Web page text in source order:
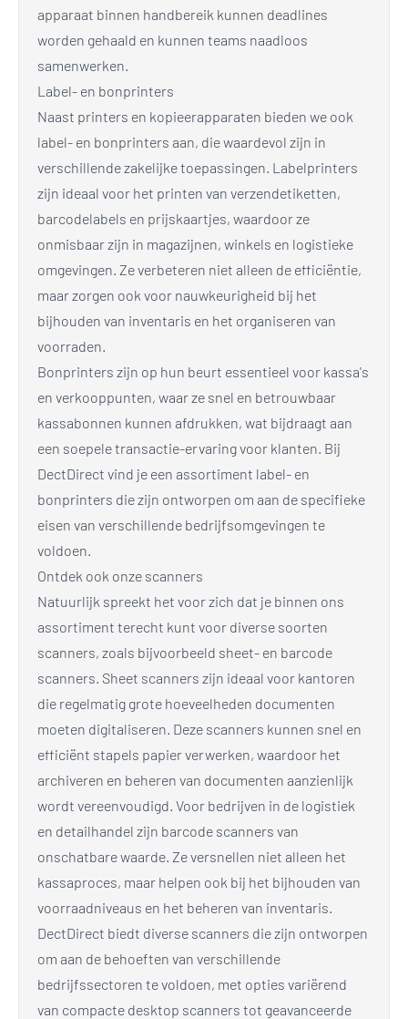
apparaat binnen handbereik kunnen deadlines
worden gehaald en kunnen teams naadloos
samenwerken.
Label- en bonprinters
Naast printers en kopieerapparaten bieden we ook
label- en bonprinters aan, die waardevol zijn in
verschillende zakelijke toepassingen. Labelprinters
zijn ideaal voor het printen van verzendetiketten,
barcodelabels en prijskaartjes, waardoor ze
onmisbaar zijn in magazijnen, winkels en logistieke
omgevingen. Ze verbeteren niet alleen de efficiëntie,
maar zorgen ook voor nauwkeurigheid bij het
bijhouden van inventaris en het organiseren van
voorraden.
Bonprinters zijn op hun beurt essentieel voor kassa's
en verkooppunten, waar ze snel en betrouwbaar
kassabonnen kunnen afdrukken, wat bijdraagt aan
een soepele transactie-ervaring voor klanten. Bij
DectDirect vind je een assortiment label- en
bonprinters die zijn ontworpen om aan de specifieke
eisen van verschillende bedrijfsomgevingen te
voldoen.
Ontdek ook onze scanners
Natuurlijk spreekt het voor zich dat je binnen ons
assortiment terecht kunt voor diverse soorten
scanners, zoals bijvoorbeeld sheet- en barcode
scanners. Sheet scanners zijn ideaal voor kantoren
die regelmatig grote hoeveelheden documenten
moeten digitaliseren. Deze scanners kunnen snel en
efficiënt stapels papier verwerken, waardoor het
archiveren en beheren van documenten aanzienlijk
wordt vereenvoudigd. Voor bedrijven in de logistiek
en detailhandel zijn barcode scanners van
onschatbare waarde. Ze versnellen niet alleen het
kassaproces, maar helpen ook bij het bijhouden van
voorraadniveaus en het beheren van inventaris.
DectDirect biedt diverse scanners die zijn ontworpen
om aan de behoeften van verschillende
bedrijfssectoren te voldoen, met opties variërend
van compacte desktop scanners tot geavanceerde